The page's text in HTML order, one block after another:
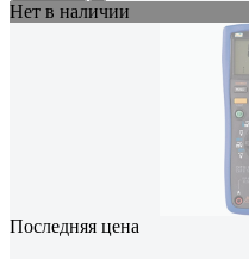
Нет в наличии
Последняя цена